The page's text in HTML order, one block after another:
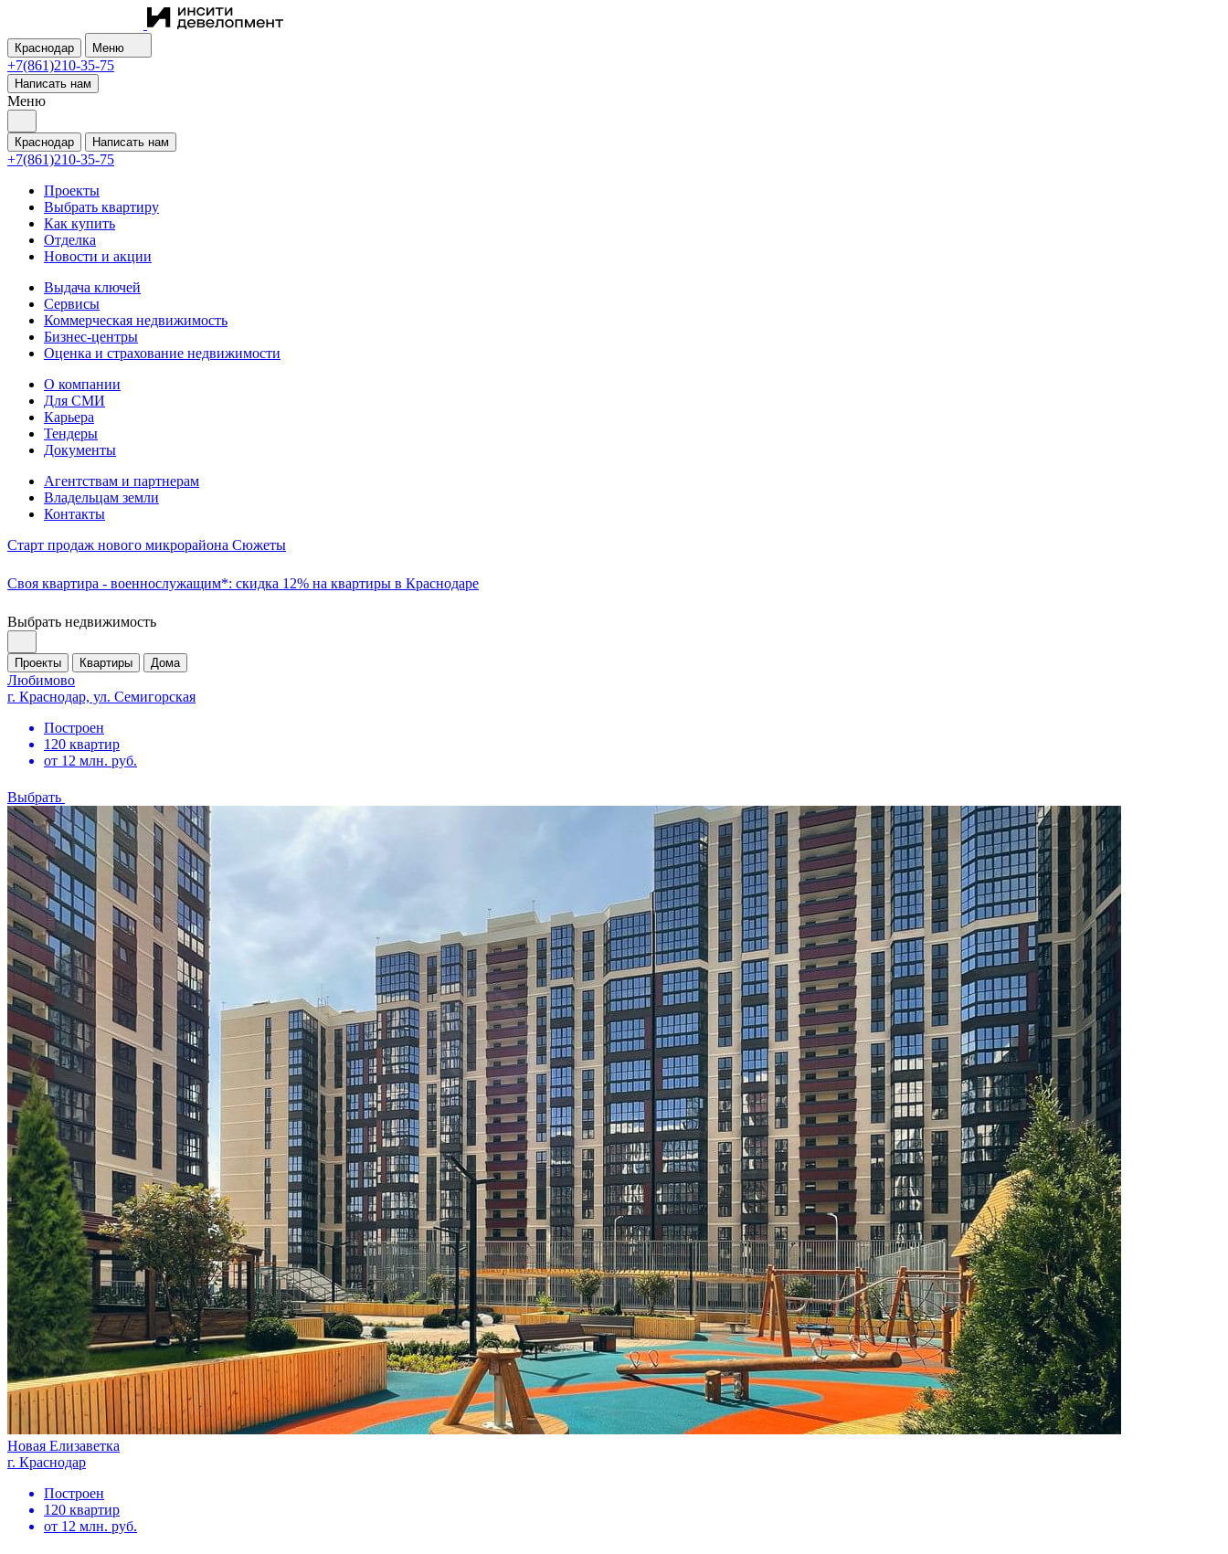
Краснодар Меню
+7(861)210-35-75
Написать нам
Меню
Краснодар Написать нам
+7(861)210-35-75
Проекты
Выбрать квартиру
Как купить
Отделка
Новости и акции
Выдача ключей
Сервисы
Коммерческая недвижимость
Бизнес-центры
Оценка и страхование недвижимости
О компании
Для СМИ
Карьера
Тендеры
Документы
Агентствам и партнерам
Владельцам земли
Контакты
Старт продаж нового микрорайона Сюжеты
Своя квартира - военнослужащим*: скидка 12% на квартиры в Краснодаре
Выбрать недвижимость
Проекты Квартиры Дома
Любимово
г. Краснодар, ул. Семигорская
Построен
120 квартир
от 12 млн. руб.
Выбрать
Новая Елизаветка
г. Краснодар
Построен
120 квартир
от 12 млн. руб.